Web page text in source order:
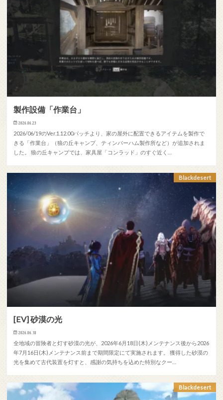
製作設備「作業台」
2026.06.23
2026/06/19のVer.1.12.00パッチより、家の屋外に配置できるアイテムを製作で
きる「作業台」（狼の丘キャンプ、ティンバーハム製作所など）が追加されま
した。 狼の丘キャンプでは、家具屋「コンラッド」のすぐ近く…
Blackdesert
[EV] 砂漠の光
2026.06.18
全地域の冒険者と灯す砂漠の光が、2026年6月18日(木)メンテナンス後から2026
年7月16日(木)メンテナンス前まで期間限定にて実施されます。 獲得した砂漠の
光を集めて古代装置を灯すと、感謝の気持ちを込めた特別なクー…
Blackdesert